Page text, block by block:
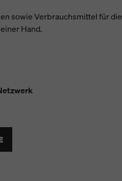
sowie Verbrauchsmittel für die
Hand.